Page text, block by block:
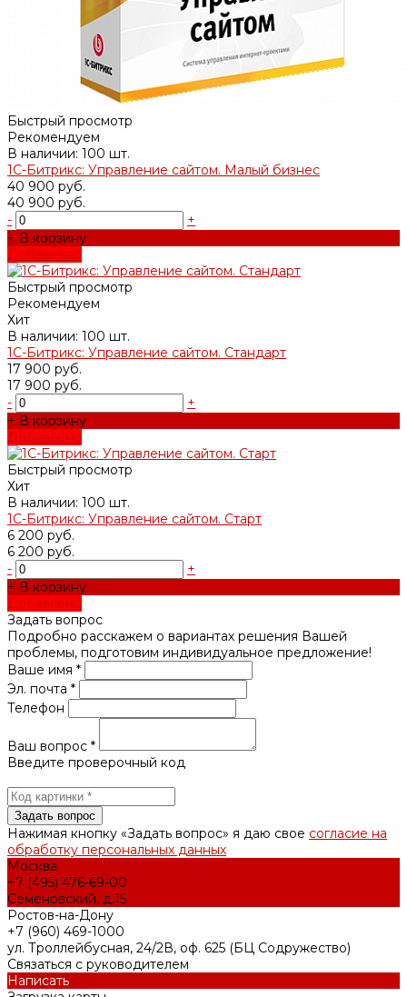
Быстрый просмотр
Рекомендуем
В наличии: 100 шт.
1С-Битрикс: Управление сайтом. Малый бизнес
40 900 руб.
40 900 руб.
-
+
+ В корзину
Добавлено
Быстрый просмотр
Рекомендуем
Хит
В наличии: 100 шт.
1С-Битрикс: Управление сайтом. Стандарт
17 900 руб.
17 900 руб.
-
+
+ В корзину
Добавлено
Быстрый просмотр
Хит
В наличии: 100 шт.
1С-Битрикс: Управление сайтом. Старт
6 200 руб.
6 200 руб.
-
+
+ В корзину
Добавлено
Задать вопрос
Подробно расскажем о вариантах решения Вашей
проблемы, подготовим индивидуальное предложение!
Ваше имя *
Эл. почта *
Телефон
Ваш вопрос *
Введите проверочный код
Нажимая кнопку «Задать вопрос» я даю свое согласие на
обработку персональных данных
Москва
+7 (495) 476-69-00
Семеновский, д.15
Ростов-на-Дону
+7 (960) 469-1000
ул. Троллейбусная, 24/2В, оф. 625 (БЦ Содружество)
Связаться с руководителем
Написать